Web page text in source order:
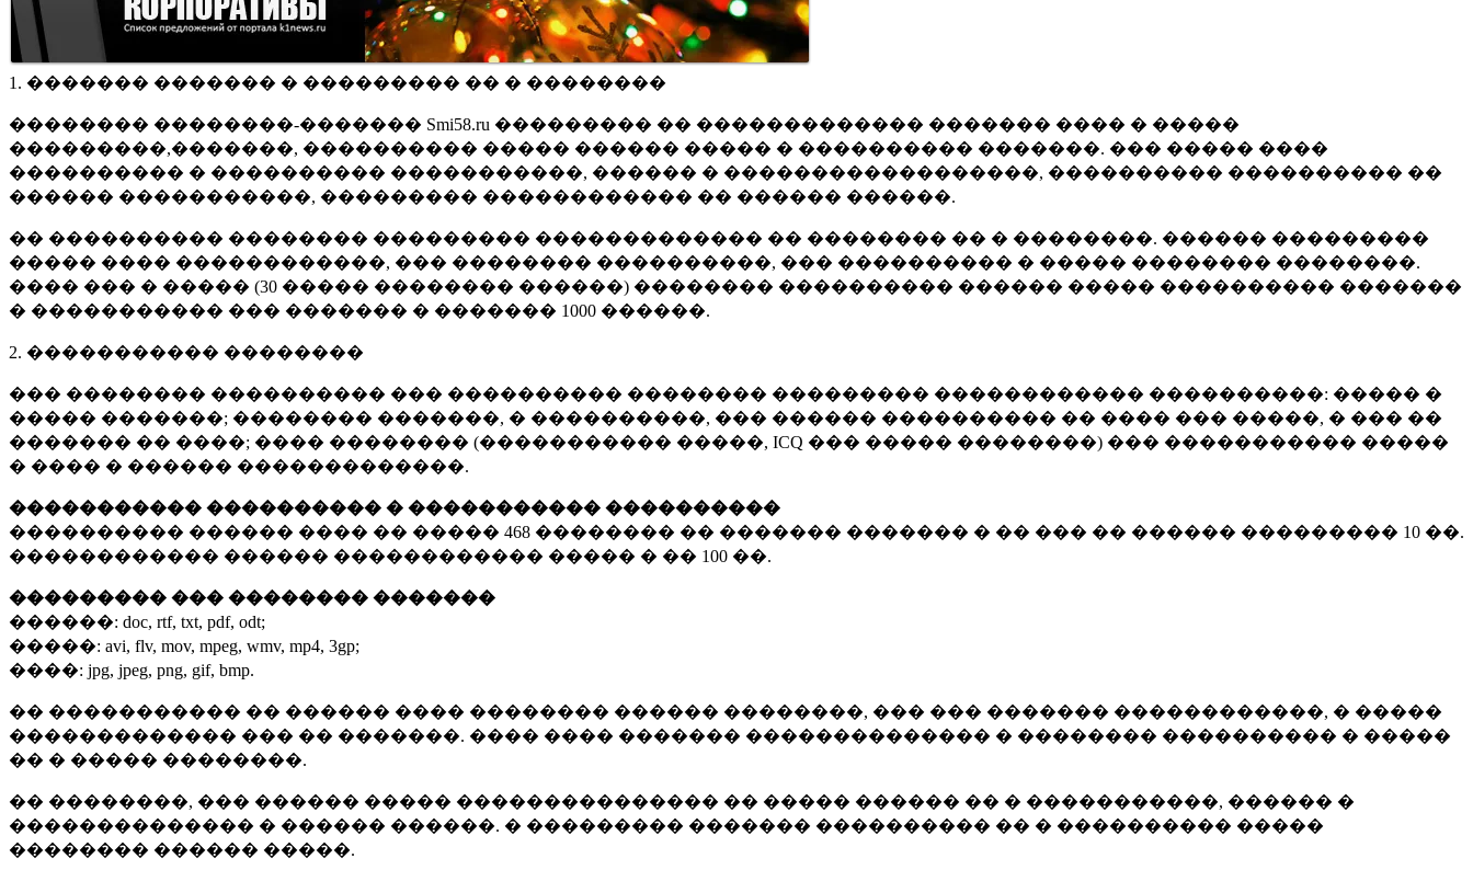
1. ������� ������� � ��������� �� � ��������
�������� ��������-������� Smi58.ru ��������� �� ������������� ������� ���� � �����
���������,�������, ���������� ����� ������ ����� � ���������� �������. ��� ����� ����
���������� � ���������� �����������, ������ � ������������������, ���������� ���������� ��
������ �����������, ��������� ������������ �� ������ ������.
�� ���������� �������� ��������� ������������� �� �������� �� � ��������. ������ ���������
����� ���� ������������, ��� �������� ����������, ��� ���������� � ����� �������� ��������.
���� ��� � ����� (30 ����� �������� ������) �������� ���������� ������ ����� ���������� �������
� ����������� ��� ������� � ������� 1000 ������.
2. ����������� ��������
��� �������� ���������� ��� ���������� �������� ��������� ������������ ����������: ����� �
����� �������; �������� �������, � ����������, ��� ������ ���������� �� ���� ��� �����, � ��� ��
������� �� ����; ���� �������� (����������� �����, ICQ ��� ����� ��������) ��� ����������� �����
� ���� � ������ �������������.
����������� ���������� � ����������� ����������
���������� ������ ���� �� ����� 468 �������� �� ������� ������� � �� ��� �� ������ ��������� 10 ��.
������������ ������ ������������ ����� � �� 100 ��.
��������� ��� �������� �������
������: doc, rtf, txt, pdf, odt;
�����: avi, flv, mov, mpeg, wmv, mp4, 3gp;
����: jpg, jpeg, png, gif, bmp.
�� ����������� �� ������ ���� �������� ������ ��������, ��� ��� ������� ������������, � �����
������������� ��� �� �������. ���� ���� ������� �������������� � �������� ���������� � �����
�� � ����� ��������.
�� ��������, ��� ������ ����� ��������������� �� ����� ������ �� � �����������, ������ �
�������������� � ������ ������. � ��������� ������� ���������� �� � ���������� �����
�������� ������ �����.